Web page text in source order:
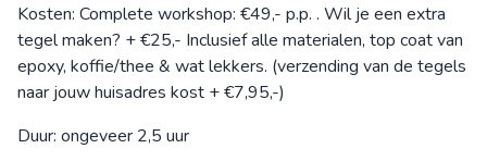
Kosten: Complete workshop: €49,- p.p. . Wil je een extra
tegel maken? + €25,- Inclusief alle materialen, top coat van
epoxy, koffie/thee & wat lekkers. (verzending van de tegels
naar jouw huisadres kost + €7,95,-)
Duur: ongeveer 2,5 uur